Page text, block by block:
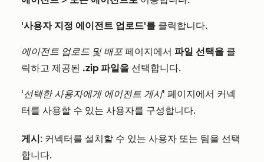
'사용자 지정 에이전트 업로드'를 클릭합니다.
에이전트 업로드 및 배포페이지에서 파일 선택을 클
릭하고 제공된 .zip 파일을 선택합니다.
'선택한 사용자에게 에이전트 게시' 페이지에서 커넥
터를 사용할 수 있는 사용자를 구성합니다.
게시: 커넥터를 설치할 수 있는 사용자 또는 팀을 선택
합니다.